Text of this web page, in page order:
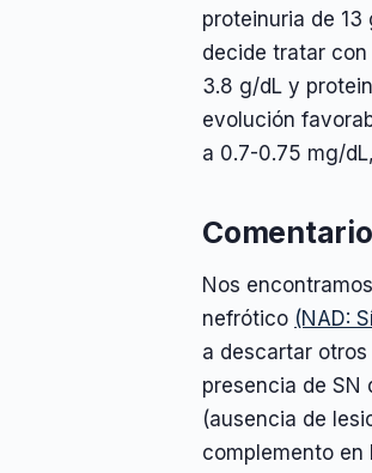
proteinuria de
decide tratar
3.8 g/dL y
evolución
a 0.7-0.75 mg/
Nos
nefrótico (NAD:
a descartar
presencia de
(ausencia de
complemento en